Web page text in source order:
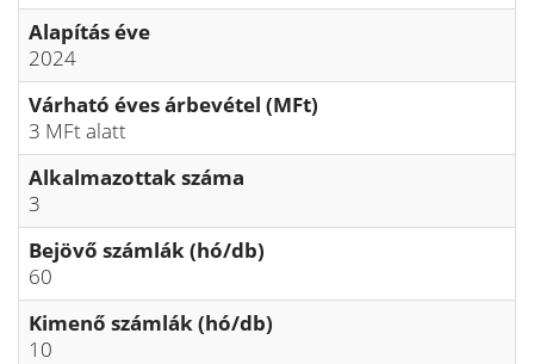
Alapítás éve
2024
Várható éves árbevétel (MFt)
3 MFt alatt
Alkalmazottak száma
3
Bejövő számlák (hó/db)
60
Kimenő számlák (hó/db)
10